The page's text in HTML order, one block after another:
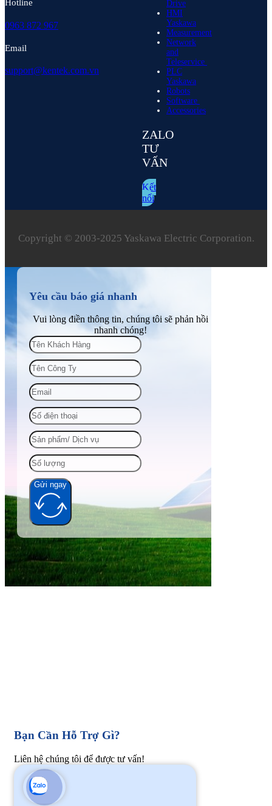
Hotline
0963 872 967
Email
support@kentek.com.vn
Drive
HMI
Yaskawa
Measurement
Network
and
Teleservice
PLC
Yaskawa
Robots
Software
Accessories
ZALO
TƯ
VẤN
Kết
nối
Copyright © 2003‑2025 Yaskawa Electric Corporation.
Yêu cầu báo giá nhanh
Vui lòng điền thông tin, chúng tôi sẽ phản hồi
nhanh chóng!
Gửi ngay
Bạn Cần Hỗ Trợ Gì?
Liên hệ chúng tôi để được tư vấn!